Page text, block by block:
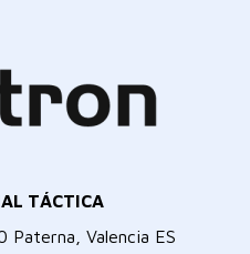
TÁCTICA
Paterna, Valencia ES